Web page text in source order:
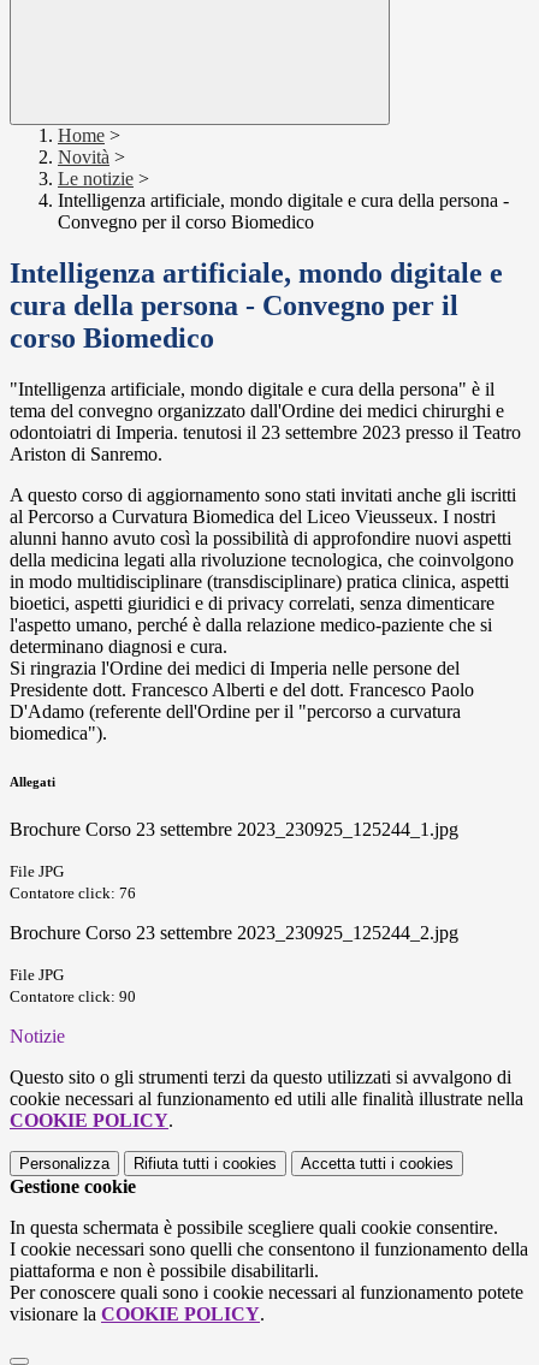
Home >
Novità >
Le notizie >
Intelligenza artificiale, mondo digitale e cura della persona -
Convegno per il corso Biomedico
Intelligenza artificiale, mondo digitale e
cura della persona - Convegno per il
corso Biomedico
"Intelligenza artificiale, mondo digitale e cura della persona" è il
tema del convegno organizzato dall'Ordine dei medici chirurghi e
odontoiatri di Imperia. tenutosi il 23 settembre 2023 presso il Teatro
Ariston di Sanremo.
A questo corso di aggiornamento sono stati invitati anche gli iscritti
al Percorso a Curvatura Biomedica del Liceo Vieusseux. I nostri
alunni hanno avuto così la possibilità di approfondire nuovi aspetti
della medicina legati alla rivoluzione tecnologica, che coinvolgono
in modo multidisciplinare (transdisciplinare) pratica clinica, aspetti
bioetici, aspetti giuridici e di privacy correlati, senza dimenticare
l'aspetto umano, perché è dalla relazione medico-paziente che si
determinano diagnosi e cura.
Si ringrazia l'Ordine dei medici di Imperia nelle persone del
Presidente dott. Francesco Alberti e del dott. Francesco Paolo
D'Adamo (referente dell'Ordine per il "percorso a curvatura
biomedica").
Allegati
Brochure Corso 23 settembre 2023_230925_125244_1.jpg
File JPG
Contatore click: 76
Brochure Corso 23 settembre 2023_230925_125244_2.jpg
File JPG
Contatore click: 90
Notizie
Questo sito o gli strumenti terzi da questo utilizzati si avvalgono di
cookie necessari al funzionamento ed utili alle finalità illustrate nella
COOKIE POLICY.
Personalizza Rifiuta tutti i cookies Accetta tutti i cookies
Gestione cookie
In questa schermata è possibile scegliere quali cookie consentire.
I cookie necessari sono quelli che consentono il funzionamento della
piattaforma e non è possibile disabilitarli.
Per conoscere quali sono i cookie necessari al funzionamento potete
visionare la COOKIE POLICY.